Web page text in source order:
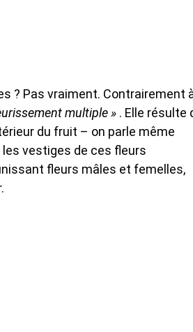
? Pas vraiment. Contrairement
multiple » . Elle résulte
du fruit – on parle même
vestiges de ces fleurs
fleurs mâles et femelles,